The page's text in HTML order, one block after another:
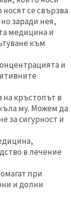
се свързва
заради нея,
медицина и
към
и
на кръстопът в
му. Можем да
за сигурност и
в лечение
при
и долни